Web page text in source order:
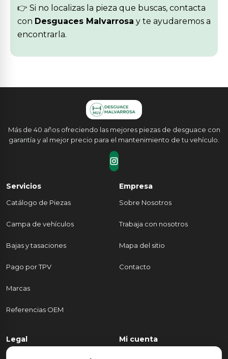
👉 Si no localizas la pieza que buscas, contacta
con Desguaces Malvarrosa y te ayudaremos a
encontrarla.
Más de 40 años ofreciendo las mejores piezas de desguace con
garantía y al mejor precio para el mantenimiento de tu vehículo.
Servicios
Catálogo de Piezas
Campa de vehículos
Bajas y tasaciones
Pago por TPV
Marcas
Referencias OEM
Empresa
Sobre Nosotros
Trabaja con nosotros
Mapa del sitio
Contacto
Legal
Política de Privacidad
Mi cuenta